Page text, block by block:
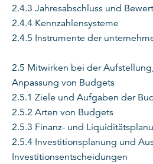
2.4.3 Jahresabschluss und
2.4.4 Kennzahlensysteme
2.4.5 Instrumente der
2.5 Mitwirken bei der
Anpassung von Budgets
2.5.1 Ziele und Aufgaben der
2.5.2 Arten von Budgets
2.5.3 Finanz- und
2.5.4 Investitionsplanung und
Investitionsentscheidungen